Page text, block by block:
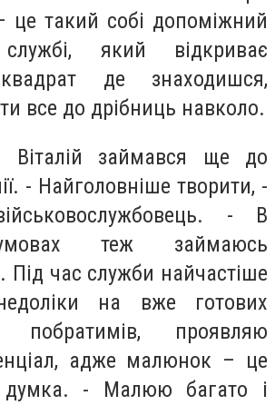
такий собі допоміжний
який відкриває
де знаходишся,
все до дрібниць навколо.
Віталій займався ще до
- Найголовніше творити, -
- В
теж займаюсь
Під час служби найчастіше
на вже готових
побратимів, проявляю
адже малюнок – це
думка. - Малюю багато і